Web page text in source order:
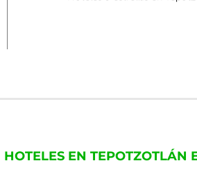
HOTELES EN TEPOTZOTLÁN